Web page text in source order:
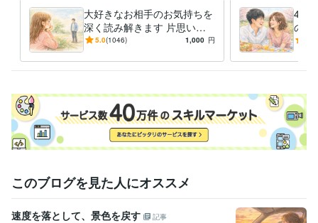
語学力
英語 ビジネスレベル大好きなお相手のお気持ちを
深く読み解きます 片思い・
復縁・遠距離・夫婦・国際カ
5.0(1046) 1,000 円
4つ
のす
愛運
しま
このブログを見た人にオススメ
速度を落として、景色を戻す
記事